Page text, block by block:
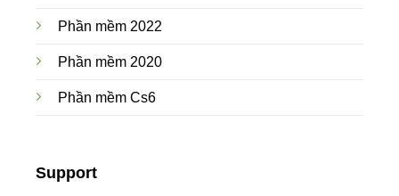
Phần mềm 2022
Phần mềm 2020
Phần mềm Cs6
Support